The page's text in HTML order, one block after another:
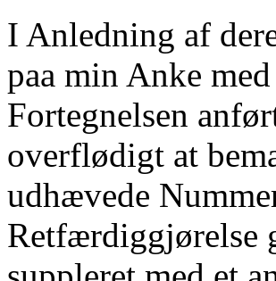
I Anledning af
paa min Anke
Fortegnelsen
overflødigt at
udhævede
Retfærdiggjørelse